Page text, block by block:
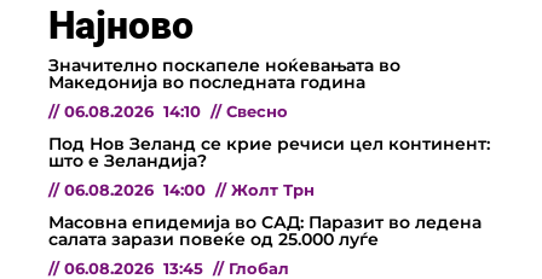
Најново
Значително поскапеле ноќевањата во
Македонија во последната година
// 06.08.2026 14:10 // Свесно
Под Нов Зеланд се крие речиси цел континент:
што е Зеландија?
// 06.08.2026 14:00 // Жолт Трн
Масовна епидемија во САД: Паразит во ледена
салата зарази повеќе од 25.000 луѓе
// 06.08.2026 13:45 // Глобал